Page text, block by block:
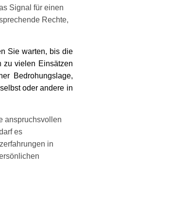
Signal für einen
Rechte,
Sie warten, bis die
zu vielen Einsätzen
Bedrohungslage,
oder andere in
anspruchsvollen
es
in